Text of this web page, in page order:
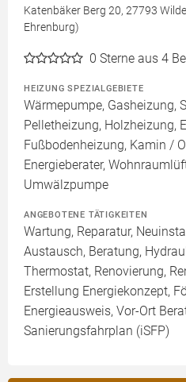
Katenbäker Berg 20, 27793
Ehrenburg)
0 Sterne aus 4
HEIZUNG SPEZIALGEBIETE
Wärmepumpe, Gasheizung,
Pelletheizung, Holzheizung,
Fußbodenheizung, Kamin /
Energieberater,
Umwälzpumpe
ANGEBOTENE TÄTIGKEITEN
Wartung, Reparatur,
Austausch, Beratung,
Thermostat, Renovierung,
Erstellung Energiekonzept,
Energieausweis, Vor-Ort
Sanierungsfahrplan (iSFP)